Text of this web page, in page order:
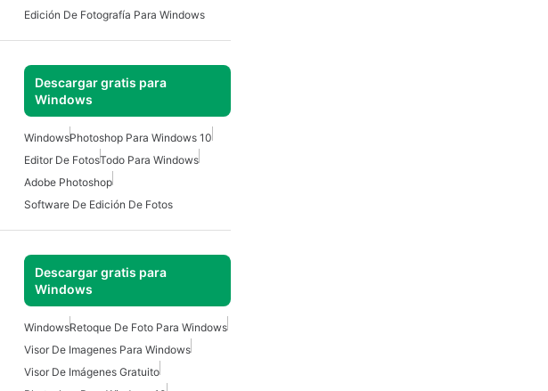
Edición De Fotografía Para Windows
Descargar gratis para
Windows
WindowsPhotoshop Para Windows 10
Editor De FotosTodo Para Windows
Adobe Photoshop
Software De Edición De Fotos
Descargar gratis para
Windows
WindowsRetoque De Foto Para Windows
Visor De Imagenes Para Windows
Visor De Imágenes Gratuito